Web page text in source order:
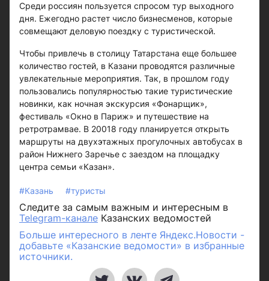
Среди россиян пользуется спросом тур выходного
дня. Ежегодно растет число бизнесменов, которые
совмещают деловую поездку с туристической.
Чтобы привлечь в столицу Татарстана еще большее
количество гостей, в Казани проводятся различные
увлекательные мероприятия. Так, в прошлом году
пользовались популярностью такие туристические
новинки, как ночная экскурсия «Фонарщик»,
фестиваль «Окно в Париж» и путешествие на
ретротрамвае. В 20018 году планируется открыть
маршруты на двухэтажных прогулочных автобусах в
район Нижнего Заречье с заездом на площадку
центра семьи «Казан».
#Казань #туристы
Следите за самым важным и интересным в
Telegram-канале Казанских ведомостей
Больше интересного в ленте Яндекс.Новости -
добавьте «Казанские ведомости» в избранные
источники.